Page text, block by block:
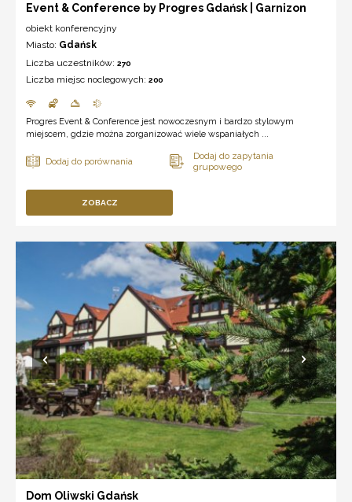
Event & Conference by Progres Gdańsk | Garnizon
obiekt konferencyjny
Miasto: Gdańsk
Liczba uczestników: 270
Liczba miejsc noclegowych: 200
Progres Event & Conference jest nowoczesnym i bardzo stylowym
miejscem, gdzie można zorganizować wiele wspaniałych ...
ZOBACZ
Dom Oliwski Gdańsk